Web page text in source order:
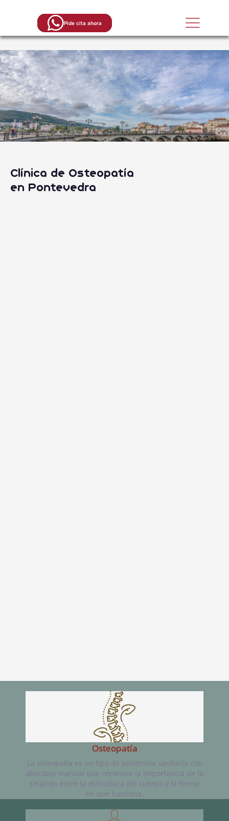
Contacto
Pide cita ahora
Clínica de Osteopatía
en Pontevedra
Osteopatía
La osteopatía es un tipo de asistencia sanitaria con
abordaje manual que reconoce la importancia de la
relación entre la estructura del cuerpo y la forma
en que funciona.